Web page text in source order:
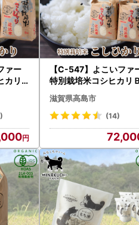
ついて
あうため、返礼品は記載している
し、返礼品の変更などは一切お受
ァー
カリ
［高
【C-547】よこいファ
特別栽培米コシヒカ
20kg（5kg×4） ［高島
選定品］
滋賀県高島市
(14)